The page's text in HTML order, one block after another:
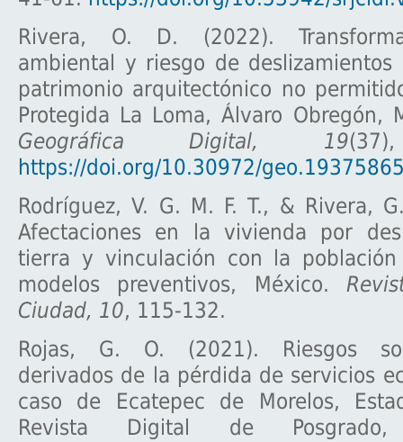
Rivera, O. D. (2022).
ambiental y riesgo de
patrimonio arquitectónico no
Protegida La Loma, Álvaro Obregón,
Geográfica Digital, 19
https://doi.org/10.30972/
Rodríguez, V. G. M. F. T., & Rivera,
Afectaciones en la vivienda por
tierra y vinculación con la
modelos preventivos, México.
Ciudad, 10, 115-132.
Rojas, G. O. (2021). Riesgos
derivados de la pérdida de servicios
caso de Ecatepec de Morelos,
Revista Digital de